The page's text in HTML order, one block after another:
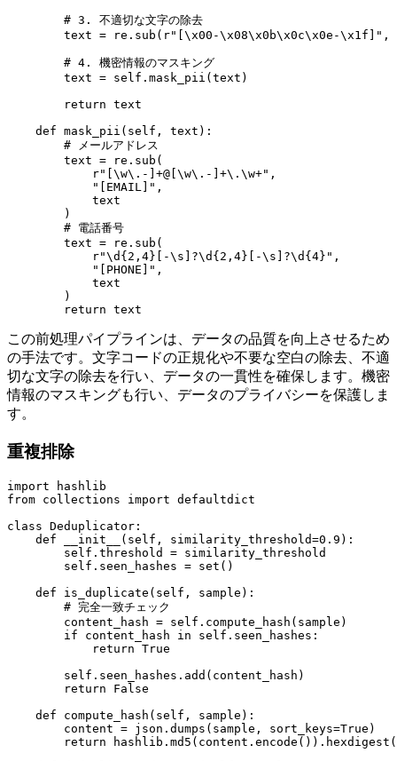
        # 3. 不適切な文字の除去
text = re.sub(r"[\x00-\x08\x0b\x0c\x0e-\x1f]",
        # 4. 機密情報のマスキング
        text = self.mask_pii(text)
        return text
    def mask_pii(self, text):
        # メールアドレス
        text = re.sub(
            r"[\w\.-]+@[\w\.-]+\.\w+",
            "[EMAIL]",
            text
        )
        # 電話番号
        text = re.sub(
            r"\d{2,4}[-\s]?\d{2,4}[-\s]?\d{4}",
            "[PHONE]",
            text
        )
この前処理パイプラインは、データの品質を向上させるため
の手法です。文字コードの正規化や不要な空白の除去、不適
切な文字の除去を行い、データの一貫性を確保します。機密
情報のマスキングも行い、データのプライバシーを保護しま
す。
重複排除
import hashlib
from collections import defaultdict
class Deduplicator:
    def __init__(self, similarity_threshold=0.9):
        self.threshold = similarity_threshold
        self.seen_hashes = set()
    def is_duplicate(self, sample):
        # 完全一致チェック
        content_hash = self.compute_hash(sample)
        if content_hash in self.seen_hashes:
            return True
        self.seen_hashes.add(content_hash)
        return False
    def compute_hash(self, sample):
        content = json.dumps(sample, sort_keys=True)
return